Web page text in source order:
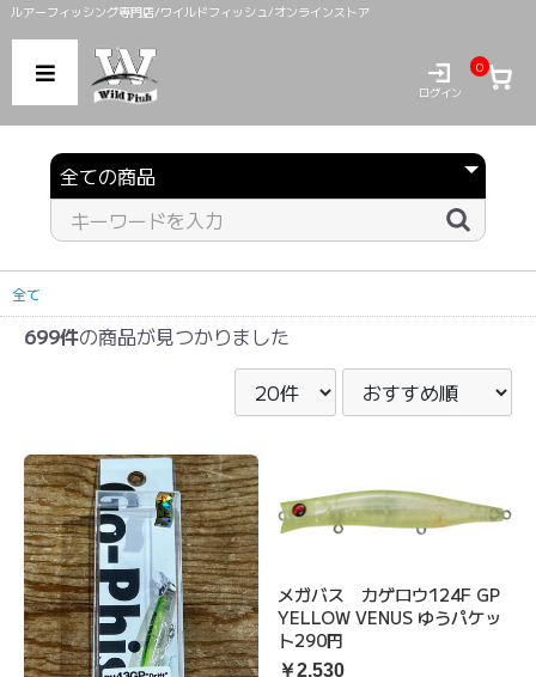
ルアーフィッシング専門店/ワイルドフィッシュ/オンラインストア
ログイン
0
全て
699件の商品が見つかりました
メガバス カゲロウ124F GP
YELLOW VENUS ゆうパケッ
ト290円
￥2,530